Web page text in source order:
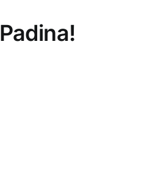
Padina!